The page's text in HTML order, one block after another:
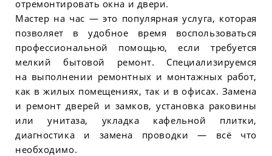
отремонтировать окна и двери.
Мастер на час — это популярная услуга, которая
позволяет в удобное время воспользоваться
профессиональной помощью, если требуется
мелкий бытовой ремонт. Специализируемся
на выполнении ремонтных и монтажных работ,
как в жилых помещениях, так и в офисах. Замена
и ремонт дверей и замков, установка раковины
или унитаза, укладка кафельной плитки,
диагностика и замена проводки — всё что
необходимо.